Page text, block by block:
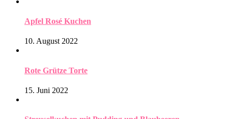
Apfel Rosé Kuchen
10. August 2022
Rote Grütze Torte
15. Juni 2022